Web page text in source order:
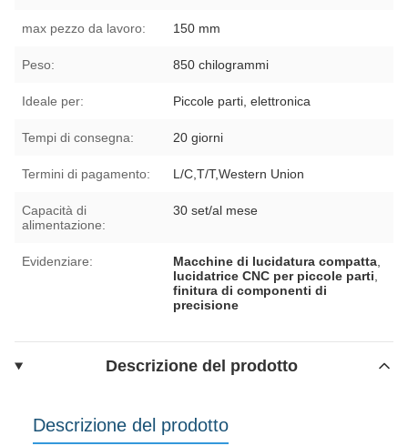
max pezzo da lavoro: 150 mm
Peso: 850 chilogrammi
Ideale per: Piccole parti, elettronica
Tempi di consegna: 20 giorni
Termini di pagamento: L/C,T/T,Western Union
Capacità di
alimentazione:
30 set/al mese
Evidenziare: Macchine di lucidatura compatta
lucidatrice CNC per piccole parti
finitura di componenti di
precisione
Descrizione del prodotto
Descrizione del prodotto